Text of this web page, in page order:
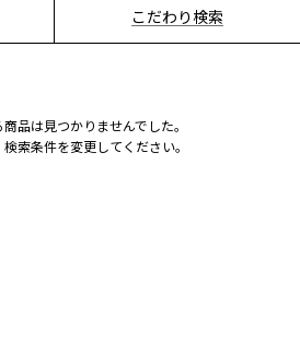
こだわり検索
品は見つかりませんでした。
索条件を変更してください。